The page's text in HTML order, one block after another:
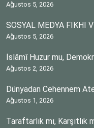
Ağustos 5, 2026
SOSYAL MEDYA FIKHI
Ağustos 5, 2026
İslâmî Huzur mu,
Ağustos 2, 2026
Dünyadan Cehennem
Ağustos 1, 2026
Taraftarlık mı, Karşıtlık